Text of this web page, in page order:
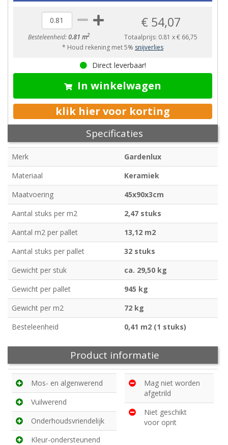
Besteleenheid:0.81 m2
€ 54,07
Totaalprijs: 0.81 x€ 66,75
* Houd rekening met 5% snijverlies
Direct leverbaar!
In winkelwagen
klik hier voor korting
Specificaties
Merk
Gardenlux
Materiaal
Keramiek
Maatvoering
45x90x3cm
Aantal stuks per m2
2,47 stuks
Aantal m2 per pallet
13,12 m2
Aantal stuks per pallet
32 stuks
Gewicht per stuk
ca. 29,50 kg
Gewicht per pallet
945 kg
Gewicht per m2
72 kg
Besteleenheid
0,41 m2 (1 stuks)
Product informatie
Mos- en algenwerend
Vuilwerend
Onderhoudsvriendelijk
Kleur-ondersteunend
Mag niet worden
afgetrild
Niet geschikt
voor oprit